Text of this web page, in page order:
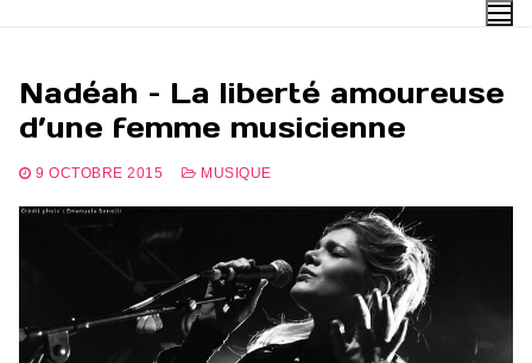
Nadéah – La liberté amoureuse
d’une femme musicienne
9 OCTOBRE 2015 MUSIQUE